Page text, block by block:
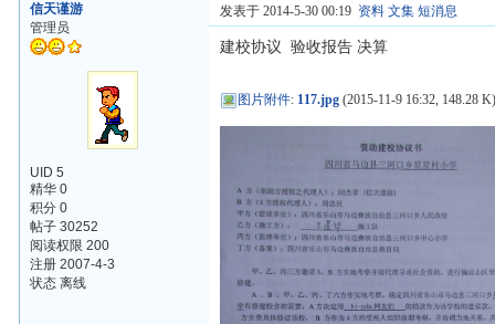
信天谨游
管理员
UID 5
精华 0
积分 0
帖子 30252
阅读权限 200
注册 2007-4-3
状态 离线
发表于 2014-5-30 00:19 资料 文集 短消息
建校协议 验收报告 决算
图片附件: 117.jpg (2015-11-9 16:32, 148.28